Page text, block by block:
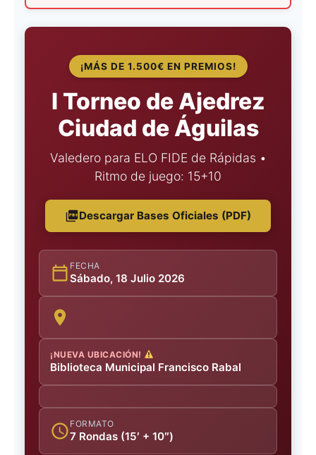
¡MÁS DE 1.500€ EN PREMIOS!
I Torneo de Ajedrez
Ciudad de Águilas
Valedero para ELO FIDE de Rápidas •
Ritmo de juego: 15+10
Descargar Bases Oficiales (PDF)
FECHA
Sábado, 18 Julio 2026
¡NUEVA UBICACIÓN!
Biblioteca Municipal Francisco Rabal
FORMATO
7 Rondas (15′ + 10″)